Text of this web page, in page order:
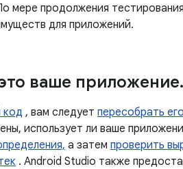
мере продолжения
для приложений.
ваше приложение.
код , вам следует пересобрать
использует ли ваше
а затем проверить
. Android Studio также